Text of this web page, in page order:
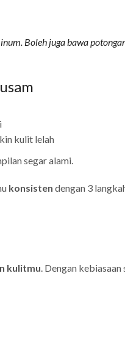
Boleh juga bawa
kulit lelah
segar alami.
konsisten dengan 3
kulitmu . Dengan